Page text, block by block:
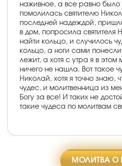
наживное, а все равно
помолилась святителю
последней надеждой,
в дом, попросила святителя
найти кольцо, и случилось
кольцо, а ноги сами понесли
лежит, а хотя с утра я в
ничего не нашла. Вот такое
Николай, хотя я точно знаю,
чудес, и молитвенница из
Богу за все! И таких не
такие чудеса по молитвам
МОЛИТВА О